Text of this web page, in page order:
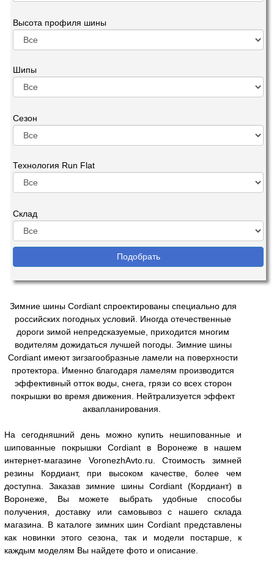
Высота профиля шины
Шипы
Сезон
Технология Run Flat
Склад
Зимние шины Cordiant спроектированы специально для
российских погодных условий. Иногда отечественные
дороги зимой непредсказуемые, приходится многим
водителям дожидаться лучшей погоды. Зимние шины
Cordiant имеют зигзагообразные ламели на поверхности
протектора. Именно благодаря ламелям производится
эффективный отток воды, снега, грязи со всех сторон
покрышки во время движения. Нейтрализуется эффект
аквапланирования.
На сегодняшний день можно купить нешипованные и
шипованные покрышки Cordiant в Воронеже в нашем
интернет-магазине VoronezhAvto.ru. Стоимость зимней
резины Кордиант, при высоком качестве, более чем
доступна. Заказав зимние шины Cordiant (Кордиант) в
Воронеже, Вы можете выбрать удобные способы
получения, доставку или самовывоз с нашего склада
магазина. В каталоге зимних шин Cordiant представлены
как новинки этого сезона, так и модели постарше, к
каждым моделям Вы найдете фото и описание.